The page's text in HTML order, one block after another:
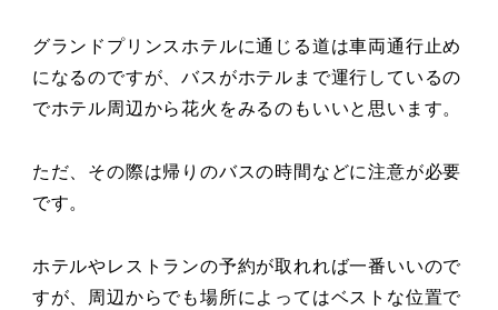
グランドプリンスホテルに通じる道は車両通行止め
になるのですが、バスがホテルまで運行しているの
でホテル周辺から花火をみるのもいいと思います。
ただ、その際は帰りのバスの時間などに注意が必要
です。
ホテルやレストランの予約が取れれば一番いいので
すが、周辺からでも場所によってはベストな位置で